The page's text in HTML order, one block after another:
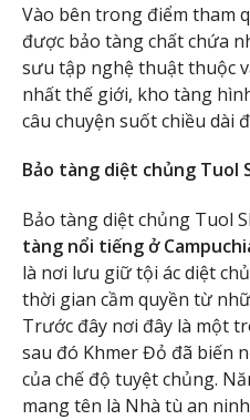
Vào bên trong điểm tham
được bảo tàng chất chứa
sưu tập nghệ thuật thuộc
nhất thế giới, kho tàng
câu chuyện suốt chiều dài
Bảo tàng diệt chủng Tuol
Bảo tàng diệt chủng Tuol
tàng nổi tiếng ở
là nơi lưu giữ tội ác diệt
thời gian cầm quyền từ
Trước đây nơi đây là một
sau đó Khmer Đỏ đã biến
của chế độ tuyệt chủng.
mang tên là Nhà tù an